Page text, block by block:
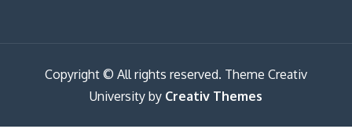
Copyright © All rights reserved. Theme Creativ
University by Creativ Themes